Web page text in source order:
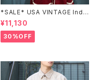
*SALE* USA VINTAGE Indi
go moon PATCHWORK EM
BROIDERY DESIGN JACKE
T/アメリカ古着パッチワーク刺
繍ジャケット
¥11,130
30%OFF